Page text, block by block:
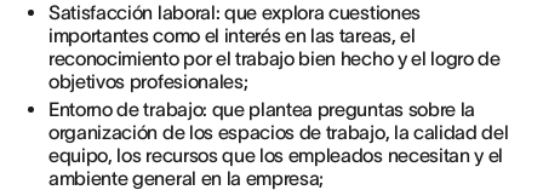
Satisfacción laboral: que explora cuestiones
importantes como el interés en las tareas, el
reconocimiento por el trabajo bien hecho y el logro de
objetivos profesionales;
Entorno de trabajo: que plantea preguntas sobre la
organización de los espacios de trabajo, la calidad del
equipo, los recursos que los empleados necesitan y el
ambiente general en la empresa;